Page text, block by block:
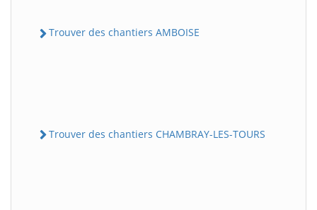
Trouver des chantiers AMBOISE
Trouver des chantiers CHAMBRAY-LES-TOURS